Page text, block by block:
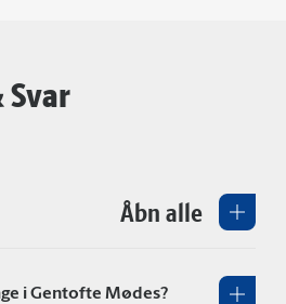
Åbn alle
i Gentofte Mødes?